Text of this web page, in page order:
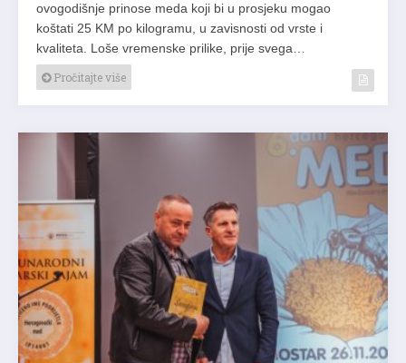
ovogodišnje prinose meda koji bi u prosjeku mogao
koštati 25 KM po kilogramu, u zavisnosti od vrste i
kvaliteta. Loše vremenske prilike, prije svega…
Pročitajte više